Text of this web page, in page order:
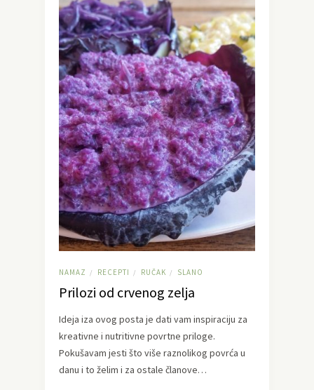
NAMAZ / RECEPTI / RUČAK / SLANO
Prilozi od crvenog zelja
Ideja iza ovog posta je dati vam inspiraciju za
kreativne i nutritivne povrtne priloge.
Pokušavam jesti što više raznolikog povrća u
danu i to želim i za ostale članove…